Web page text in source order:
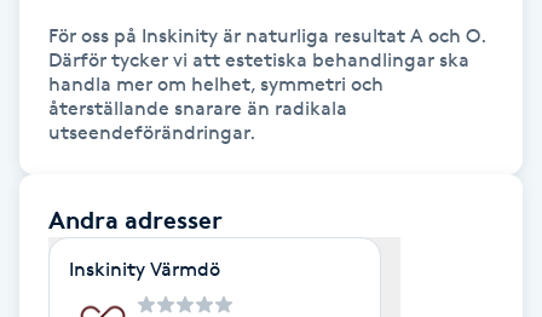
Lashlift Keratin
LED-ljusterapi
Liktornar
LPG
LPG-behandling
För oss på Inskinity är naturliga resultat A och O.
Därför tycker vi att estetiska behandlingar ska
handla mer om helhet, symmetri och
återställande snarare än radikala
utseendeförändringar.
Andra adresser
Inskinity Värmdö